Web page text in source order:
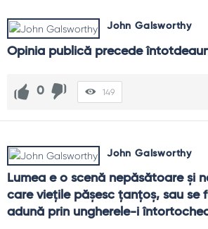
John Galsworthy
Opinia publică precede
0 149
John Galsworthy
Lumea e o scenă nepăsătoare şi
care vieţile păşesc ţanţoş, sau se
adună prin ungherele-i